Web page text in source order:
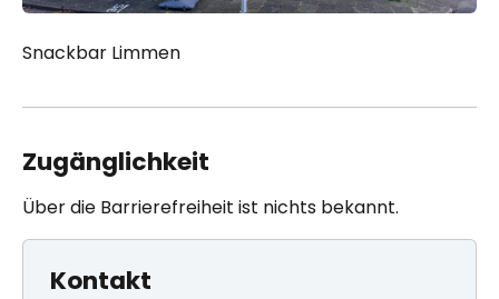
Snackbar Limmen
Zugänglichkeit
Über die Barrierefreiheit ist nichts bekannt.
Kontakt